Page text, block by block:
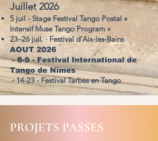
Juillet 2026
5 juil - Stage Festival Tango Postal «
Intensif Muse Tango Program »
23–26 juil. · Festival d’Aix-les-Bains
AOUT 2026
-8-9 - Festival Internationalde
Tango de Nîmes
- 14-23 - Festival Tarbes en Tango
PROJETS PASSES